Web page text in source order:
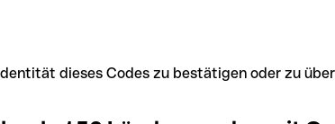
dieses Codes zu bestätigen oder zu